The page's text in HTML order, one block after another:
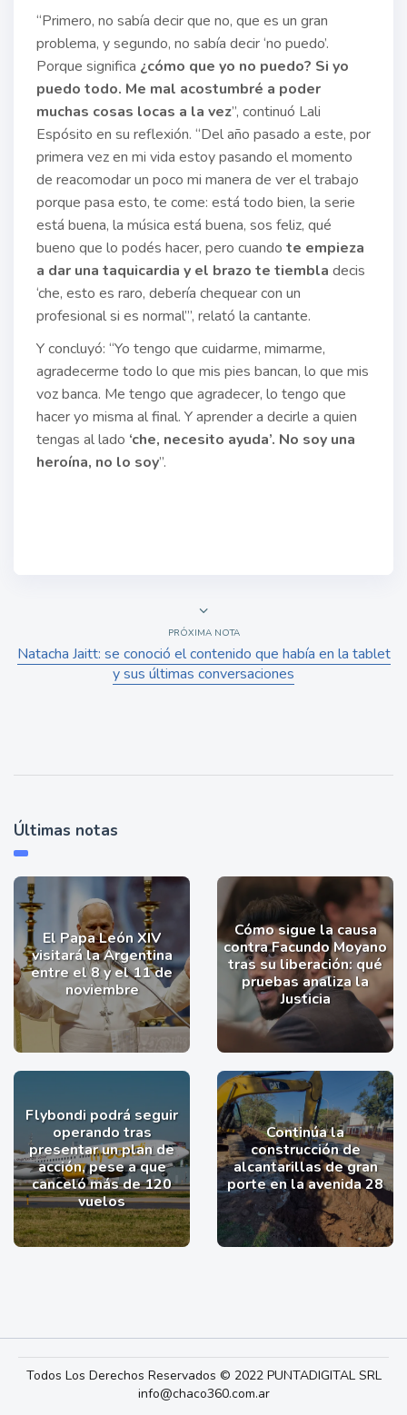
“Primero, no sabía decir que no, que es un gran
problema, y segundo, no sabía decir ‘no puedo’.
Porque significa ¿cómo que yo no puedo? Si yo
puedo todo. Me mal acostumbré a poder
muchas cosas locas a la vez”, continuó Lali
Espósito en su reflexión. “Del año pasado a este, por
primera vez en mi vida estoy pasando el momento
de reacomodar un poco mi manera de ver el trabajo
porque pasa esto, te come: está todo bien, la serie
está buena, la música está buena, sos feliz, qué
bueno que lo podés hacer, pero cuando te empieza
a dar una taquicardia y el brazo te tiembla decis
‘che, esto es raro, debería chequear con un
profesional si es normal’”, relató la cantante.
Y concluyó: “Yo tengo que cuidarme, mimarme,
agradecerme todo lo que mis pies bancan, lo que mis
voz banca. Me tengo que agradecer, lo tengo que
hacer yo misma al final. Y aprender a decirle a quien
tengas al lado ‘che, necesito ayuda’. No soy una
heroína, no lo soy”.
PRÓXIMA NOTA
Natacha Jaitt: se conoció el contenido que había en la tablet
y sus últimas conversaciones
Últimas notas
El Papa León XIV
visitará la Argentina
entre el 8 y el 11 de
noviembre
Cómo sigue la causa
contra Facundo Moyano
tras su liberación: qué
pruebas analiza la
Justicia
Flybondi podrá seguir
operando tras
presentar un plan de
acción, pese a que
canceló más de 120
vuelos
Continúa la
construcción de
alcantarillas de gran
porte en la avenida 28
Todos Los Derechos Reservados © 2022 PUNTADIGITAL SRL
info@chaco360.com.ar